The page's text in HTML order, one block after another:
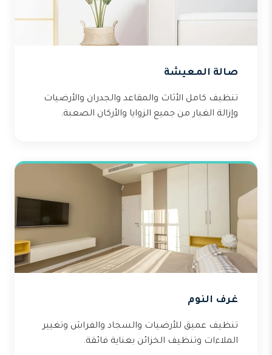
صالة المعيشة
تنظيف كامل الأثاث والمقاعد والجدران والأرضيات
وإزالة الغبار من جميع الزوايا والأركان الصعبة.
غرف النوم
تنظيف عميق للأرضيات والسجاد والفراش وتغيير
الملاءات وتنظيف الخزائن بعناية فائقة.